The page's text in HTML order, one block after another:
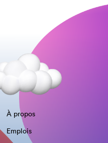
À propos
Emplois